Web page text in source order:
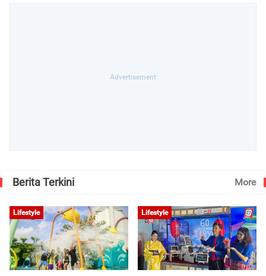
Berita Terkini More
Lifestyle Lifestyle